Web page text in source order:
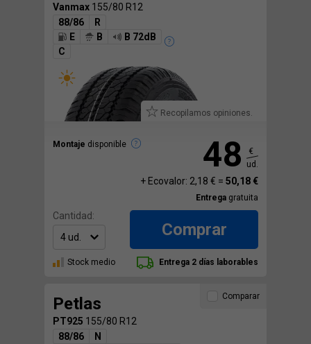
Vanmax 155/80 R12
88/86
R
E
B
B 72dB
C
Recopilamos opiniones.
Montaje disponible 48
€
ud.
+ Ecovalor: 2,18 € = 50,18 €
Entrega gratuita
Cantidad:
Comprar
Stock medio Entrega 2 días laborables
Petlas
PT925 155/80 R12
88/86
N
Comparar